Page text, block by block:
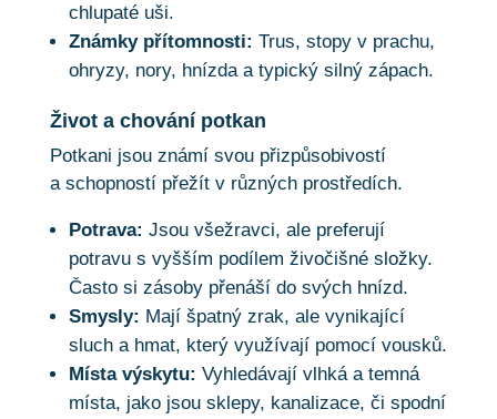
chlupaté uši.
Známky přítomnosti: Trus, stopy v prachu,
ohryzy, nory, hnízda a typický silný zápach.
Život a chování potkan
Potkani jsou známí svou přizpůsobivostí
a schopností přežít v různých prostředích.
Potrava: Jsou všežravci, ale preferují
potravu s vyšším podílem živočišné složky.
Často si zásoby přenáší do svých hnízd.
Smysly: Mají špatný zrak, ale vynikající
sluch a hmat, který využívají pomocí vousků.
Místa výskytu: Vyhledávají vlhká a temná
místa, jako jsou sklepy, kanalizace, či spodní